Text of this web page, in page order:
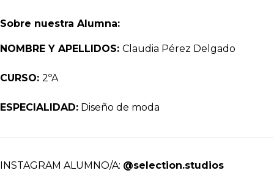
Sobre nuestra Alumna:
NOMBRE Y APELLIDOS: Claudia Pérez Delgado
CURSO: 2ºA
ESPECIALIDAD: Diseño de moda
INSTAGRAM ALUMNO/A: @selection.studios